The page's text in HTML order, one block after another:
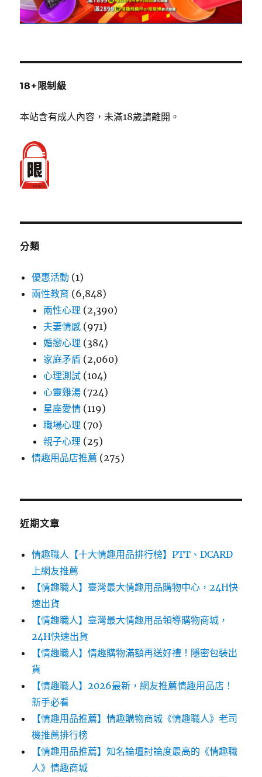
18+限制級
本站含有成人內容，未滿18歲請離開。
分類
優惠活動 (1)
兩性教育 (6,848)
兩性心理 (2,390)
夫妻情感 (971)
婚戀心理 (384)
家庭矛盾 (2,060)
心理測試 (104)
心靈雞湯 (724)
星座愛情 (119)
職場心理 (70)
親子心理 (25)
情趣用品店推薦 (275)
近期文章
情趣職人【十大情趣用品排行榜】PTT、DCARD
上網友推薦
【情趣職人】臺灣最大情趣用品購物中心，24H快
速出貨
【情趣職人】臺灣最大情趣用品領導購物商城，
24H快速出貨
【情趣職人】情趣購物滿額再送好禮！隱密包裝出
貨
【情趣職人】2026最新，網友推薦情趣用品店！
新手必看
【情趣用品推薦】情趣購物商城《情趣職人》老司
機推薦排行榜
【情趣用品推薦】知名論壇討論度最高的《情趣職
人》情趣商城